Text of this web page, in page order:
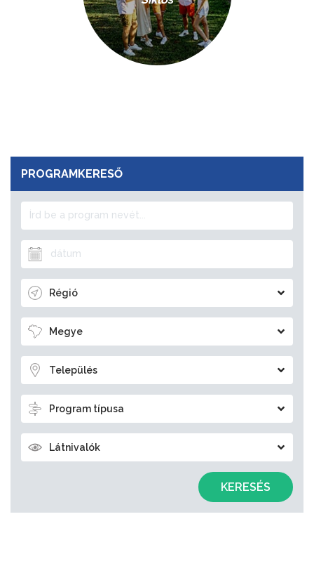
PROGRAMKERESŐ
Régió
Megye
Település
Program típusa
Látnivalók
KERESÉS